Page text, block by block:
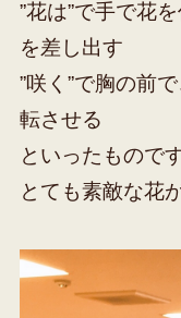
”花は”で手で花
を差し出す
”咲く”で胸の前
転させる
といったものです
とても素敵な花